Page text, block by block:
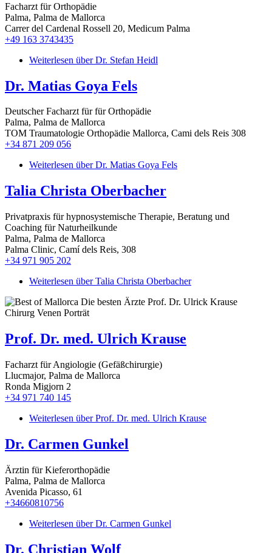
Facharzt für Orthopädie
Palma, Palma de Mallorca
Carrer del Cardenal Rossell 20, Medicum Palma
+49 163 3743435
Weiterlesen über Dr. Stefan Heidl
Dr. Matias Goya Fels
Deutscher Facharzt für für Orthopädie
Palma, Palma de Mallorca
TOM Traumatologie Orthopädie Mallorca, Cami dels Reis 308
+34 871 209 056
Weiterlesen über Dr. Matias Goya Fels
Talia Christa Oberbacher
Privatpraxis für hypnosystemische Therapie, Beratung und
Coaching für Naturheilkunde
Palma, Palma de Mallorca
Palma Clinic, Camí dels Reis, 308
+34 971 905 202
Weiterlesen über Talia Christa Oberbacher
Prof. Dr. med. Ulrich Krause
Facharzt für Angiologie (Gefäßchirurgie)
Llucmajor, Palma de Mallorca
Ronda Migjorn 2
+34 971 740 145
Weiterlesen über Prof. Dr. med. Ulrich Krause
Dr. Carmen Gunkel
Ärztin für Kieferorthopädie
Palma, Palma de Mallorca
Avenida Picasso, 61
+34660810756
Weiterlesen über Dr. Carmen Gunkel
Dr. Christian Wolf